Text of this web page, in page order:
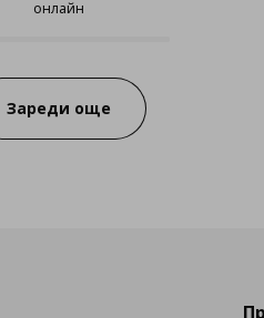
онлайн
12 от 101 продукта налични
Зареди още